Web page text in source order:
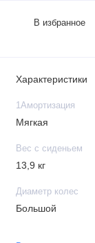
В избранное
Характеристики
1Амортизация
Мягкая
Вес с сиденьем
13,9 кг
Диаметр колес
Большой